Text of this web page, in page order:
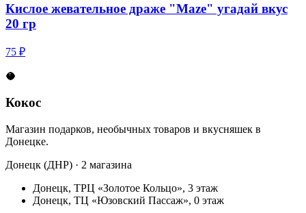
Кислое жевательное драже "Maze" угадай вкус
20 гр
75 ₽
🥥
Кокос
Магазин подарков, необычных товаров и вкусняшек в
Донецке.
Донецк (ДНР) · 2 магазина
Донецк, ТРЦ «Золотое Кольцо», 3 этаж
Донецк, ТЦ «Юзовский Пассаж», 0 этаж